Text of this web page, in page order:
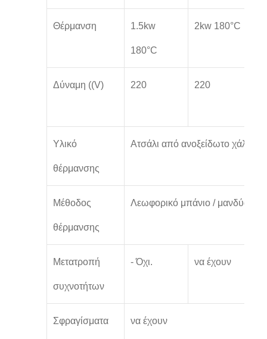
Θέρμανση 1.5kw
180°C
2kw 180°C
Δύναμη ((V) 220 220
Υλικό
θέρμανσης
Ατσάλι από ανοξείδωτο
Μέθοδος
θέρμανσης
Λεωφορικό μπάνιο / μανδύα
Μετατροπή
συχνοτήτων
- Όχι. να έχουν
Σφραγίσματα να έχουν